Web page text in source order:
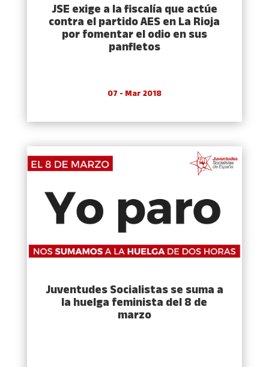
JSE exige a la fiscalía que actúe
contra el partido AES en La Rioja
por fomentar el odio en sus
panfletos
07 - Mar 2018
Juventudes Socialistas se suma a
la huelga feminista del 8 de
marzo